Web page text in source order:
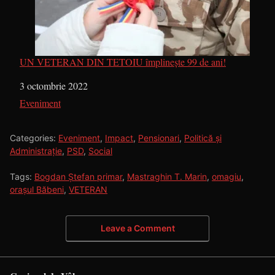
UN VETERAN DIN TETOIU împlinește 99 de ani!
Dată
3 octombrie 2022
În legătură cu
Eveniment
Categories: Eveniment, Impact, Pensionari, Politică și
Administrație, PSD, Social
Tags: Bogdan Ștefan primar, Mastraghin T. Marin, omagiu,
orașul Băbeni, VETERAN
Leave a Comment